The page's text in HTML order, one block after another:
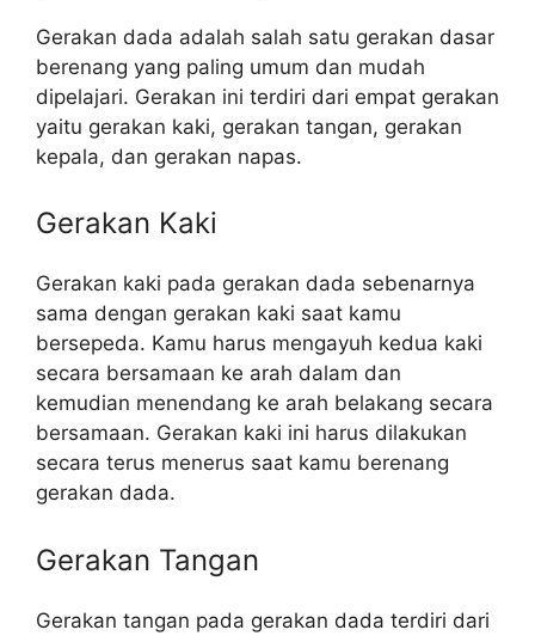
Gerakan dada adalah salah satu gerakan dasar
berenang yang paling umum dan mudah
dipelajari. Gerakan ini terdiri dari empat gerakan
yaitu gerakan kaki, gerakan tangan, gerakan
kepala, dan gerakan napas.
Gerakan Kaki
Gerakan kaki pada gerakan dada sebenarnya
sama dengan gerakan kaki saat kamu
bersepeda. Kamu harus mengayuh kedua kaki
secara bersamaan ke arah dalam dan
kemudian menendang ke arah belakang secara
bersamaan. Gerakan kaki ini harus dilakukan
secara terus menerus saat kamu berenang
gerakan dada.
Gerakan Tangan
Gerakan tangan pada gerakan dada terdiri dari